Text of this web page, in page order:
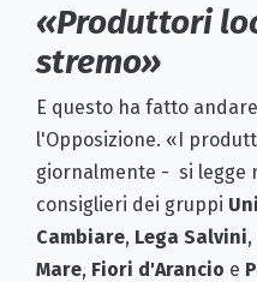
«Produttori
stremo»
E questo ha fatto
l'Opposizione. «I
giornalmente - si legge
consiglieri dei gruppi
Cambiare, Lega Salvini,
Mare, Fiori d'Arancio e